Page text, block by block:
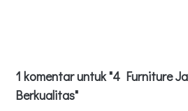
1 komentar untuk "4 Furniture
Berkualitas"